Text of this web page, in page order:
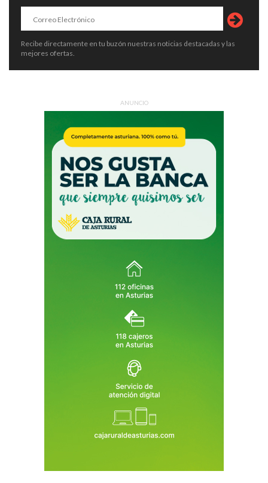
Recibe directamente en tu buzón nuestras noticias destacadas y las
mejores ofertas.
ANUNCIO